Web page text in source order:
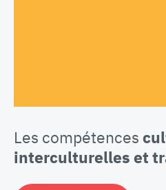
Les compétences
interculturelles et